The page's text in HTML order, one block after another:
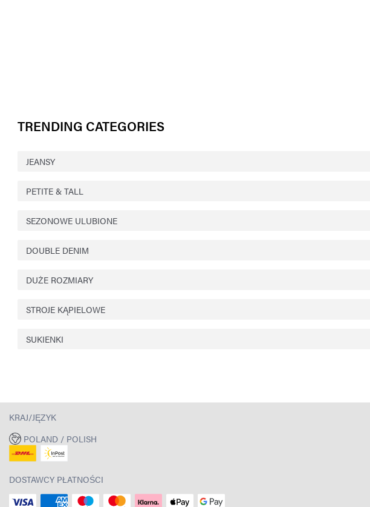
TRENDING CATEGORIES
JEANSY
PETITE & TALL
SEZONOWE ULUBIONE
DOUBLE DENIM
DUŻE ROZMIARY
STROJE KĄPIELOWE
SUKIENKI
KRAJ/JĘZYK
POLAND / POLISH
DOSTAWCY PŁATNOŚCI